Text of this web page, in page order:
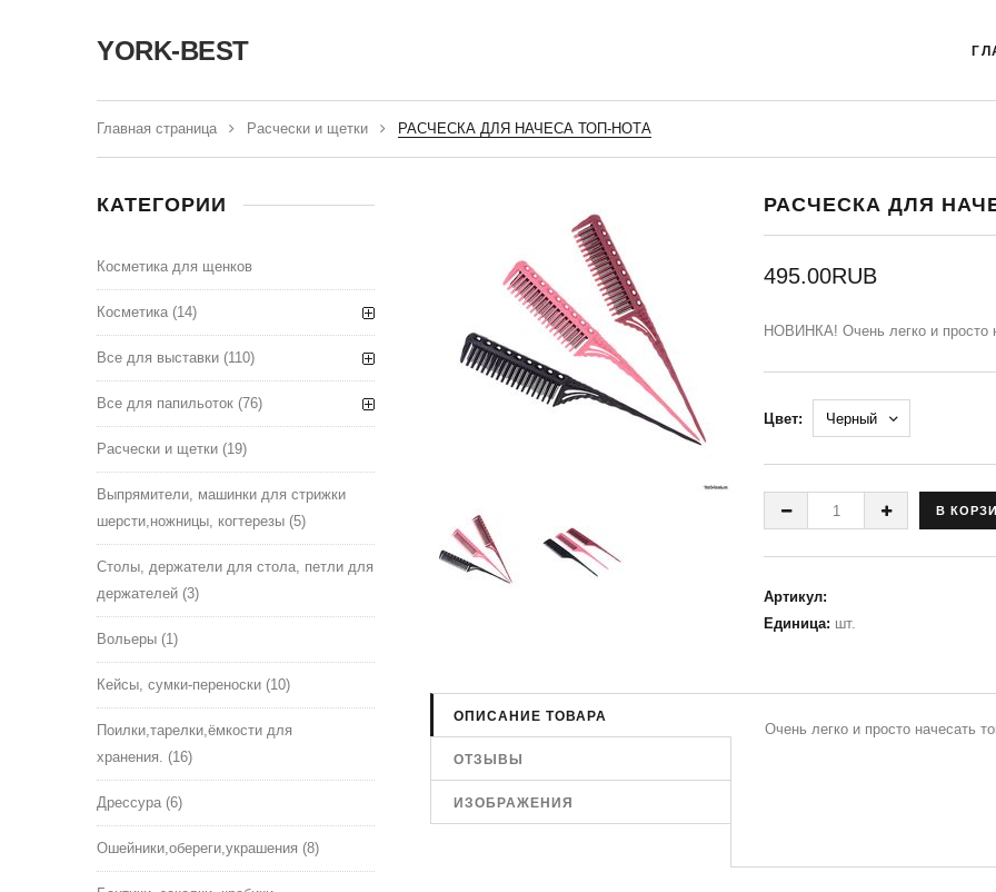
YORK-BEST
Главная страница Расчески и щетки РАСЧЕСКА ДЛЯ НАЧЕСА ТОП-НОТА
РАСЧЕСКА ДЛЯ
495.00RUB
НОВИНКА! Очень легко и просто
Цвет:
Артикул:
Единица: шт.
ОПИСАНИЕ ТОВАРА
ОТЗЫВЫ
ИЗОБРАЖЕНИЯ
Очень легко и просто начесать
КАТЕГОРИИ
Косметика для щенков
Косметика (14)
Все для выставки (110)
Все для папильоток (76)
Расчески и щетки (19)
Выпрямители, машинки для стрижки
шерсти,ножницы, когтерезы (5)
Столы, держатели для стола, петли для
держателей (3)
Вольеры (1)
Кейсы, сумки-переноски (10)
Поилки,тарелки,ёмкости для
хранения. (16)
Дрессура (6)
Ошейники,обереги,украшения (8)